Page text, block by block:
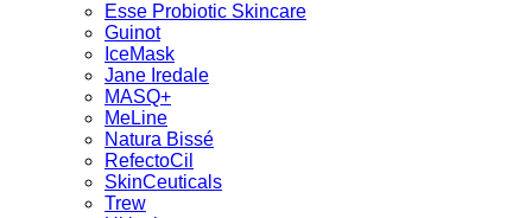
Esse Probiotic Skincare
Guinot
IceMask
Jane Iredale
MASQ+
MeLine
Natura Bissé
RefectoCil
SkinCeuticals
Trew